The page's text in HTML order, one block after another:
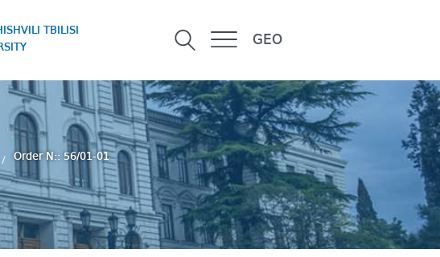
TBILISI
GEO
Order N:: 56/01-01